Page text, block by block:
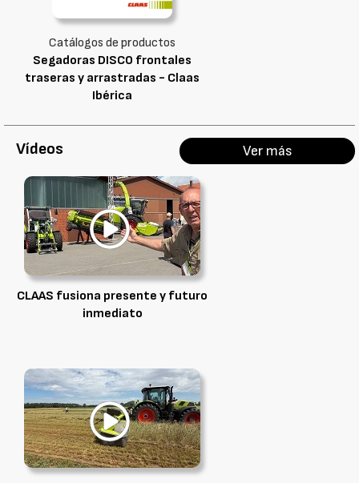
Catálogos de productos
Segadoras DISCO frontales
traseras y arrastradas - Claas
Ibérica
Vídeos Ver más
CLAAS fusiona presente y futuro
inmediato